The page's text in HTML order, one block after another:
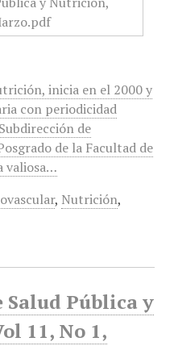
inicia en el 2000 y
con periodicidad
de
de la Facultad de
valiosa…
, Nutrición,
Salud Pública y
11, No 1,